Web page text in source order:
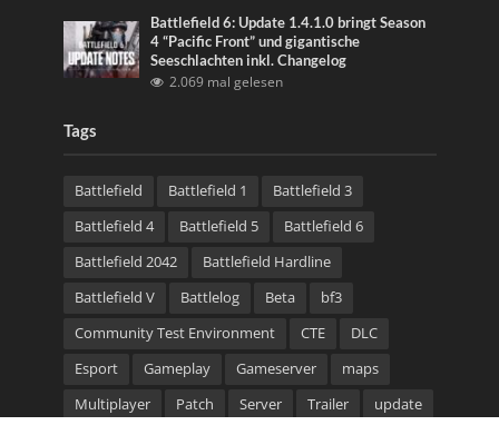
Battlefield 6: Update 1.4.1.0 bringt Season
4 “Pacific Front” und gigantische
Seeschlachten inkl. Changelog
2.069 mal gelesen
Tags
Battlefield Battlefield 1
Battlefield 3
Battlefield 4
Battlefield 5
Battlefield 6
Battlefield 2042
Battlefield Hardline
Battlefield V
Battlelog Beta
bf3
Community Test Environment
CTE
DLC
Esport
Gameplay Gameserver
maps
Multiplayer
Patch Server Trailer
update